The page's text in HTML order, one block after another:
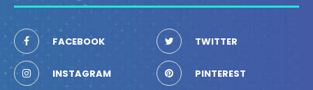
FACEBOOK TWITTER
INSTAGRAM PINTEREST